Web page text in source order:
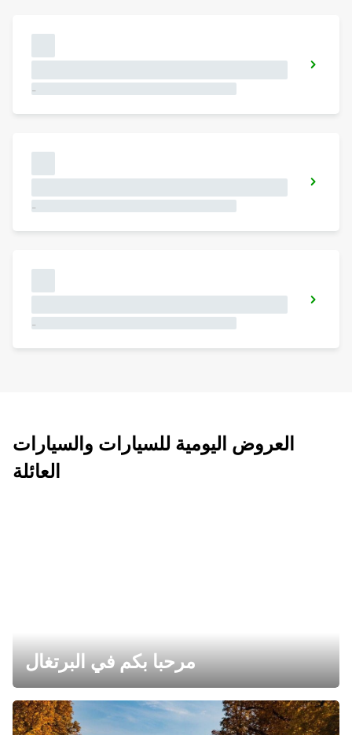
-
-
-
العروض اليومية للسيارات والسيارات
العائلة
مرحبا بكم في البرتغال